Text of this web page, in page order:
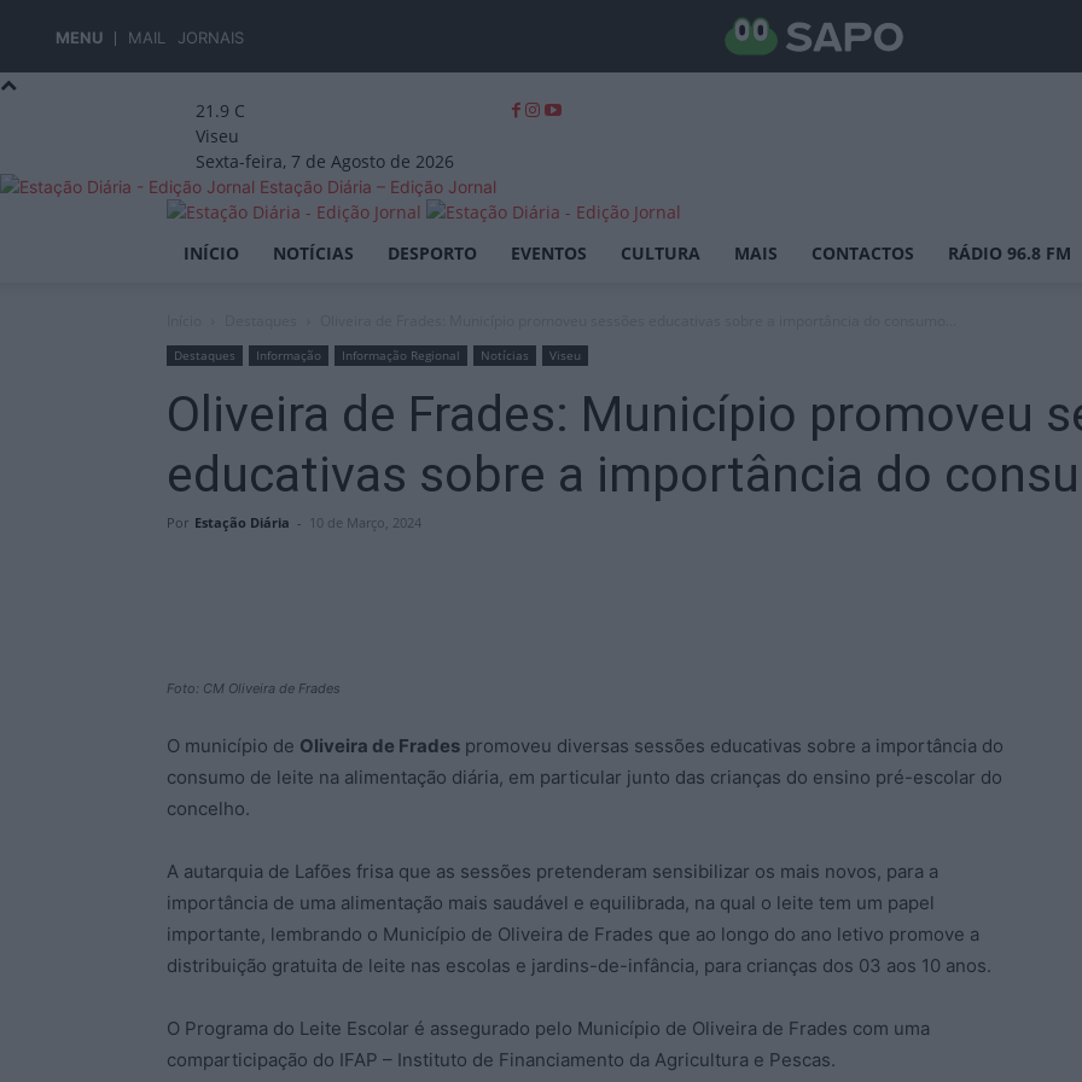
MENU MAIL JORNAIS
21.9 C
Viseu
Sexta-feira, 7 de Agosto de 2026
Estação Diária – Edição Jornal
INÍCIO NOTÍCIAS DESPORTO EVENTOS CULTURA MAIS CONTACTOS RÁDIO 96.8 FM
Destaques Informação Informação Regional Notícias Viseu
Oliveira de Frades: Município promoveu
educativas sobre a importância do
Por Estação Diária - 10 de Março, 2024
Foto: CM Oliveira de Frades
O município de Oliveira de Frades promoveu diversas sessões educativas sobre a importância do
consumo de leite na alimentação diária, em particular junto das crianças do ensino pré-escolar do
concelho.
A autarquia de Lafões frisa que as sessões pretenderam sensibilizar os mais novos, para a
importância de uma alimentação mais saudável e equilibrada, na qual o leite tem um papel
importante, lembrando o Município de Oliveira de Frades que ao longo do ano letivo promove a
distribuição gratuita de leite nas escolas e jardins-de-infância, para crianças dos 03 aos 10 anos.
O Programa do Leite Escolar é assegurado pelo Município de Oliveira de Frades com uma
comparticipação do IFAP – Instituto de Financiamento da Agricultura e Pescas.